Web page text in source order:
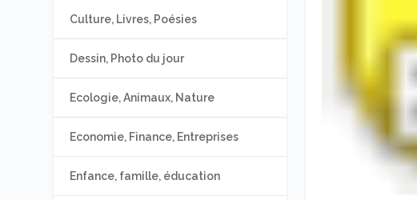
Culture, Livres, Poésies
Dessin, Photo du jour
Ecologie, Animaux, Nature
Economie, Finance, Entreprises
Enfance, famille, éducation